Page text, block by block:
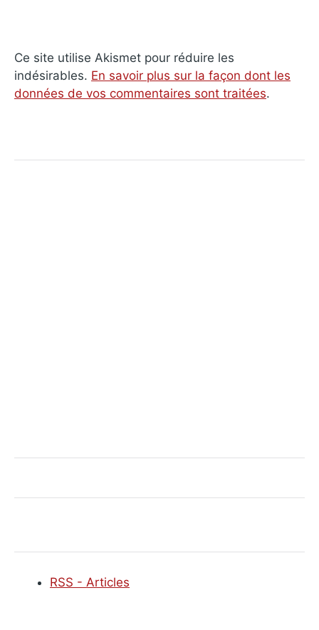
Ce site utilise Akismet pour réduire les
indésirables. En savoir plus sur la façon dont les
données de vos commentaires sont traitées.
RSS - Articles